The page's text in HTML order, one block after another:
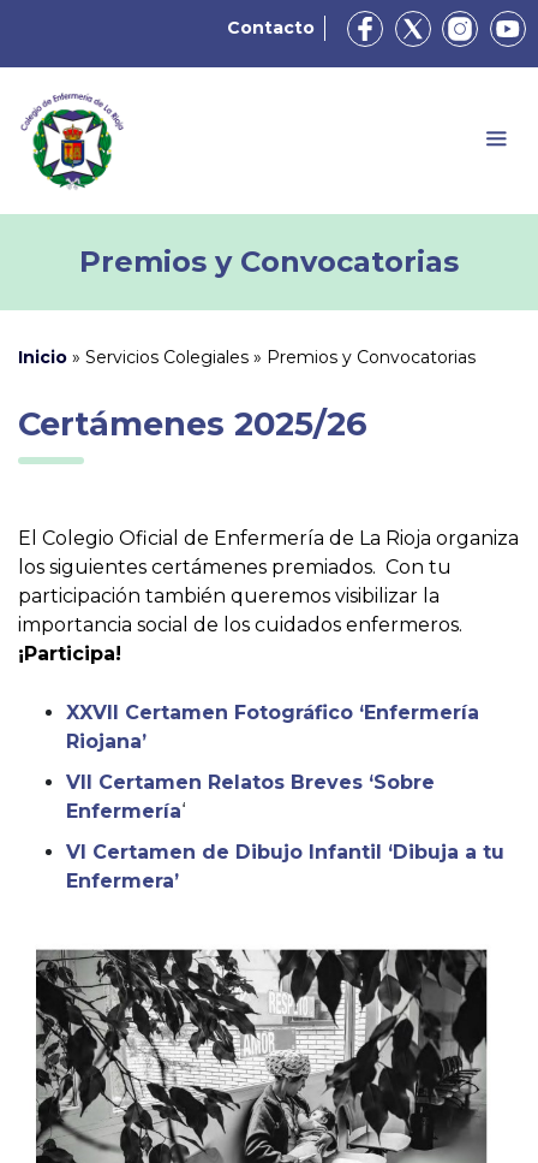
Contacto
Premios y Convocatorias
Inicio » Servicios Colegiales » Premios y Convocatorias
Certámenes 2025/26
El Colegio Oficial de Enfermería de La Rioja organiza
los siguientes certámenes premiados. Con tu
participación también queremos visibilizar la
importancia social de los cuidados enfermeros.
¡Participa!
XXVII Certamen Fotográfico ‘Enfermería
Riojana’
VII Certamen Relatos Breves ‘Sobre
Enfermería‘
VI Certamen de Dibujo Infantil ‘Dibuja a tu
Enfermera’